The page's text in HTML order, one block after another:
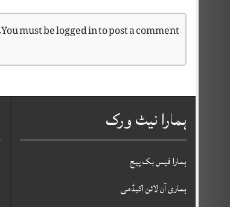
You must belogged into post a comment.
ہمارا نیٹ ورک
ہمارا فیس بک پیج
ہماری آن لائن اکیڈمی